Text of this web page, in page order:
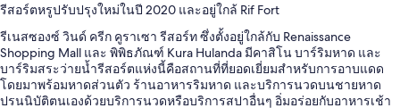
รีสอร์ตหรูปรับปรุงใหม่ในปี 2020 และอยู่ใกล้ Rif Fort
รีเนสซองซ์ วินด์ ครีก คูราเซา รีสอร์ท ซึ่งตั้งอยู่ใกล้กับ Renaissance
Shopping Mall และ พิพิธภัณฑ์ Kura Hulanda มีคาสิโน บาร์ริมหาด และ
บาร์ริมสระว่ายน้ำรีสอร์ตแห่งนี้คือสถานที่ที่ยอดเยี่ยมสำหรับการอาบแดด
โดยมาพร้อมหาดส่วนตัว ร้านอาหารริมหาด และบริการนวดบนชายหาด
ปรนนิบัติตนเองด้วยบริการนวดหรือบริการสปาอื่นๆ อิ่มอร่อยกับอาหารเช้า